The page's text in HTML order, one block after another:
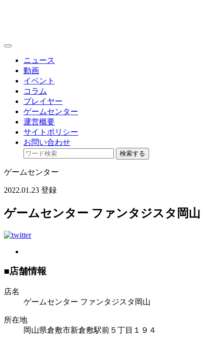
toggle
ニュース
動画
イベント
コラム
プレイヤー
ゲームセンター
運営概要
サイトポリシー
お問い合わせ
検索する
ゲームセンター
2022.01.23 登録
ゲームセンター ファンタジスタ岡山
■店舗情報
店名
ゲームセンター ファンタジスタ岡山
所在地
岡山県倉敷市新倉敷駅前５丁目１９４